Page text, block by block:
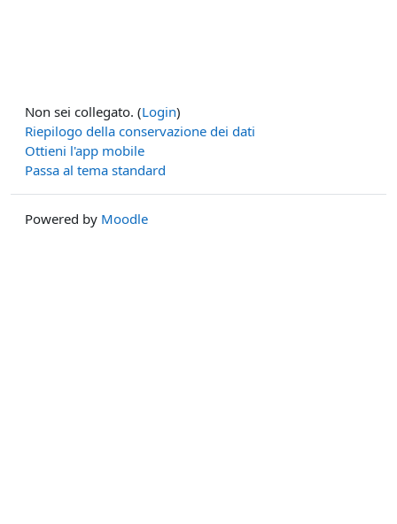
Non sei collegato. (Login)
Riepilogo della conservazione dei dati
Ottieni l'app mobile
Passa al tema standard
Powered by Moodle